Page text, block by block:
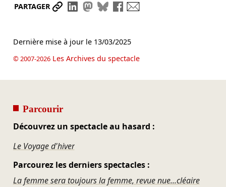
PARTAGER Partager le lien
Partager sur LinkedIn
Partager sur Mastodon
Partager sur Bluesky
Partager sur Facebook
Dernière mise à jour le 13/03/2025
© 2007-2026Les Archives du spectacle
Parcourir
Découvrez un spectacle au hasard :
Le Voyage d'hiver
Parcourez les derniers spectacles :
La femme sera toujours la femme, revue nue...cléaire